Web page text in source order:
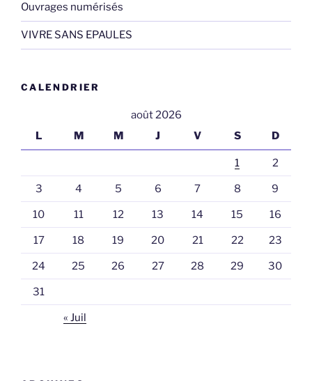
Ouvrages numérisés
VIVRE SANS EPAULES
CALENDRIER
août 2026
L
M M J V S D
1 2
3 4 5 6 7 8 9
10 11 12 13 14 15 16
17 18 19 20 21 22 23
24 25 26 27 28 29 30
31
« Juil